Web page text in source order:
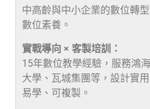
中高齡與中小企業的數位轉
數位素養。
實戰導向 × 客製培訓：
15年數位教學經驗，服務鴻
大學、瓦城集團等，設計實
易學、可複製。